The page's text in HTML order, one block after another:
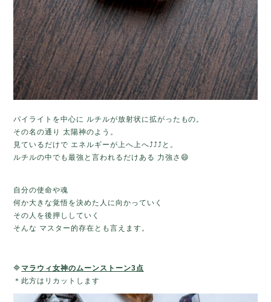
パイライトを中心に ルチルが放射状に拡がったもの。
その名の通り太陽神のよう。
見ているだけで エネルギーが上へ上へ⤴︎⤴︎⤴︎と。
ルチルの中でも最強と言われるだけある 力強さ😄
自分の使命や魂
何か大きな覚悟を決めた人に向かっていく
その人を後押ししていく
そんな マスター的存在とも言えます。
🔷 マラウィ女神のムーンストーン3点
＊此方はリカットします